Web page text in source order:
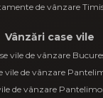
de vânzare
Vânzări case vile
vile de vânzare
vile de vânzare
de vânzare